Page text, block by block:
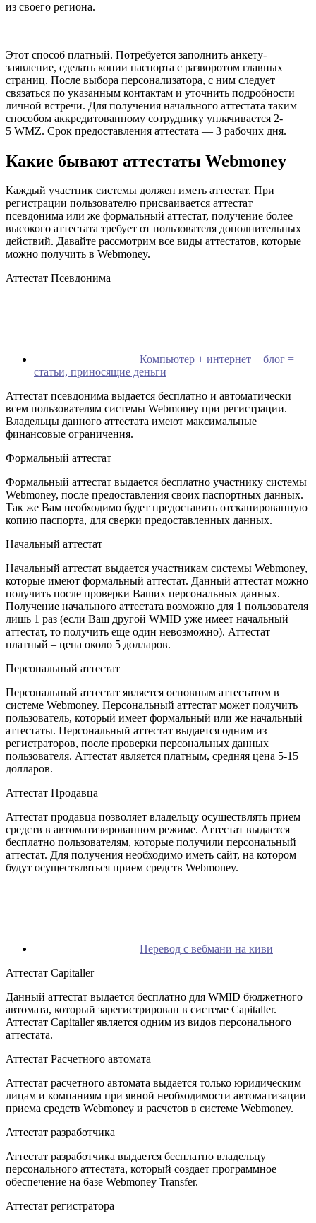
из своего региона.
Этот способ платный. Потребуется заполнить анкету-
заявление, сделать копии паспорта с разворотом главных
страниц. После выбора персонализатора, с ним следует
связаться по указанным контактам и уточнить подробности
личной встречи. Для получения начального аттестата таким
способом аккредитованному сотруднику уплачивается 2-
5 WMZ. Срок предоставления аттестата — 3 рабочих дня.
Какие бывают аттестаты Webmoney
Каждый участник системы должен иметь аттестат. При
регистрации пользователю присваивается аттестат
псевдонима или же формальный аттестат, получение более
высокого аттестата требует от пользователя дополнительных
действий. Давайте рассмотрим все виды аттестатов, которые
можно получить в Webmoney.
Аттестат Псевдонима
Компьютер + интернет + блог =
статьи, приносящие деньги
Аттестат псевдонима выдается бесплатно и автоматически
всем пользователям системы Webmoney при регистрации.
Владельцы данного аттестата имеют максимальные
финансовые ограничения.
Формальный аттестат
Формальный аттестат выдается бесплатно участнику системы
Webmoney, после предоставления своих паспортных данных.
Так же Вам необходимо будет предоставить отсканированную
копию паспорта, для сверки предоставленных данных.
Начальный аттестат
Начальный аттестат выдается участникам системы Webmoney,
которые имеют формальный аттестат. Данный аттестат можно
получить после проверки Ваших персональных данных.
Получение начального аттестата возможно для 1 пользователя
лишь 1 раз (если Ваш другой WMID уже имеет начальный
аттестат, то получить еще один невозможно). Аттестат
платный – цена около 5 долларов.
Персональный аттестат
Персональный аттестат является основным аттестатом в
системе Webmoney. Персональный аттестат может получить
пользователь, который имеет формальный или же начальный
аттестаты. Персональный аттестат выдается одним из
регистраторов, после проверки персональных данных
пользователя. Аттестат является платным, средняя цена 5-15
долларов.
Аттестат Продавца
Аттестат продавца позволяет владельцу осуществлять прием
средств в автоматизированном режиме. Аттестат выдается
бесплатно пользователям, которые получили персональный
аттестат. Для получения необходимо иметь сайт, на котором
будут осуществляться прием средств Webmoney.
Перевод с вебмани на киви
Аттестат Capitaller
Данный аттестат выдается бесплатно для WMID бюджетного
автомата, который зарегистрирован в системе Capitaller.
Аттестат Capitaller является одним из видов персонального
аттестата.
Аттестат Расчетного автомата
Аттестат расчетного автомата выдается только юридическим
лицам и компаниям при явной необходимости автоматизации
приема средств Webmoney и расчетов в системе Webmoney.
Аттестат разработчика
Аттестат разработчика выдается бесплатно владельцу
персонального аттестата, который создает программное
обеспечение на базе Webmoney Transfer.
Аттестат регистратора